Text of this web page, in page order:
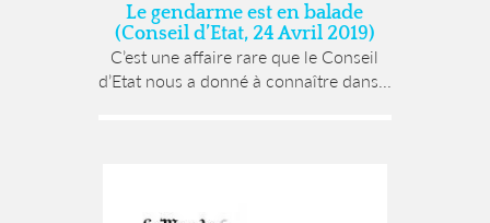
Le gendarme est en balade
(Conseil d’Etat, 24 Avril 2019)
C’est une affaire rare que le Conseil
d’Etat nous a donné à connaître dans...